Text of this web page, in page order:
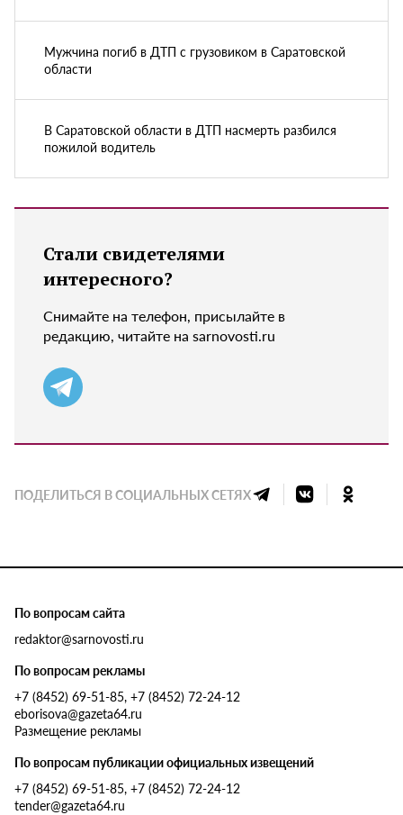
Мужчина погиб в ДТП с грузовиком в Саратовской
области
В Саратовской области в ДТП насмерть разбился
пожилой водитель
Стали свидетелями
интересного?
Снимайте на телефон, присылайте в
редакцию, читайте на sarnovosti.ru
ПОДЕЛИТЬСЯ В СОЦИАЛЬНЫХ СЕТЯХ
По вопросам сайта
redaktor@sarnovosti.ru
По вопросам рекламы
+7 (8452) 69-51-85, +7 (8452) 72-24-12
eborisova@gazeta64.ru
Размещение рекламы
По вопросам публикации официальных извещений
+7 (8452) 69-51-85, +7 (8452) 72-24-12
tender@gazeta64.ru